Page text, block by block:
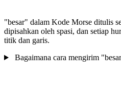
"besar" dalam Kode Morse ditulis
dipisahkan oleh spasi, dan setiap
titik dan garis.
Bagaimana cara mengirim